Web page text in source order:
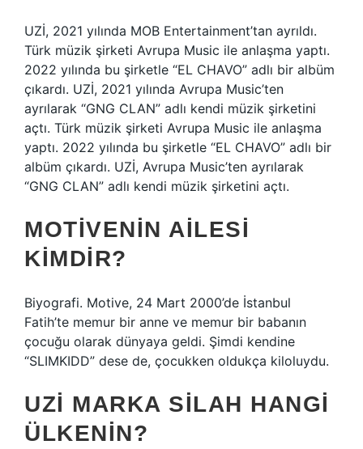
UZİ, 2021 yılında MOB Entertainment’tan ayrıldı.
Türk müzik şirketi Avrupa Music ile anlaşma yaptı.
2022 yılında bu şirketle “EL CHAVO” adlı bir albüm
çıkardı. UZİ, 2021 yılında Avrupa Music’ten
ayrılarak “GNG CLAN” adlı kendi müzik şirketini
açtı. Türk müzik şirketi Avrupa Music ile anlaşma
yaptı. 2022 yılında bu şirketle “EL CHAVO” adlı bir
albüm çıkardı. UZİ, Avrupa Music’ten ayrılarak
“GNG CLAN” adlı kendi müzik şirketini açtı.
MOTIVENIN AILESI
KIMDIR?
Biyografi. Motive, 24 Mart 2000’de İstanbul
Fatih’te memur bir anne ve memur bir babanın
çocuğu olarak dünyaya geldi. Şimdi kendine
“SLIMKIDD” dese de, çocukken oldukça kiloluydu.
UZI MARKA SILAH HANGI
ÜLKENIN?